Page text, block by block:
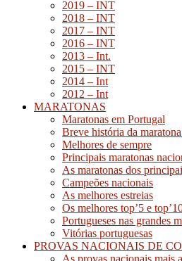
2019 – INT
2018 – INT
2017 – INT
2016 – INT
2013 – Int.
2015 – INT
2014 – Int
2012 – Int
MARATONAS
Maratonas em Portugal
Breve história da
Melhores de sempre
Principais maratonas
As maratonas dos
Campeões nacionais
As melhores estreias
Os melhores top’5 e
Portugueses nas grandes
Vitórias portuguesas
PROVAS NACIONAIS DE
As provas nacionais mais